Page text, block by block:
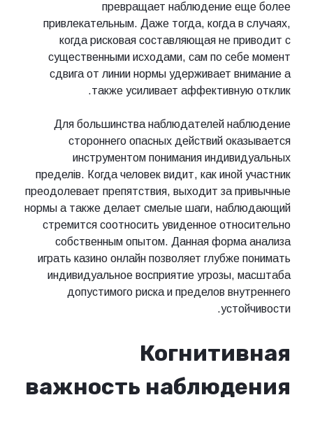
превращает наблюдение еще более
привлекательным. Даже тогда, когда в случаях,
когда рисковая составляющая не приводит с
существенными исходами, сам по себе момент
сдвига от линии нормы удерживает внимание а
также усиливает аффективную отклик.
Для большинства наблюдателей наблюдение
стороннего опасных действий оказывается
инструментом понимания индивидуальных
пределів. Когда человек видит, как иной участник
преодолевает препятствия, выходит за привычные
нормы а также делает смелые шаги, наблюдающий
стремится соотносить увиденное относительно
собственным опытом. Данная форма анализа
играть казино онлайн позволяет глубже понимать
индивидуальное восприятие угрозы, масштаба
допустимого риска и пределов внутреннего
устойчивости.
Когнитивная
важность наблюдения